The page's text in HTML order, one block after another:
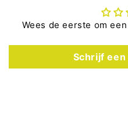
Wees de eerste om
Schrijf